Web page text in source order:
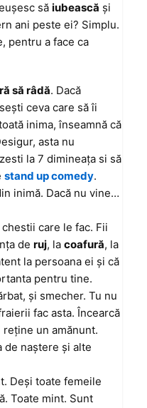
să iubească şi
ani peste ei? Simplu.
pentru a face ca
să râdă. Dacă
ceva care să îi
inima, înseamnă că
asta nu
la 7 dimineaţa si să
stand up comedy.
inimă. Dacă nu vine…
care le fac. Fii
de ruj, la coafură, la
la persoana ei şi că
pentru tine.
şi smecher. Tu nu
fac asta. Încearcă
un amănunt.
de naştere şi alte
Deşi toate femeile
Toate mint. Sunt